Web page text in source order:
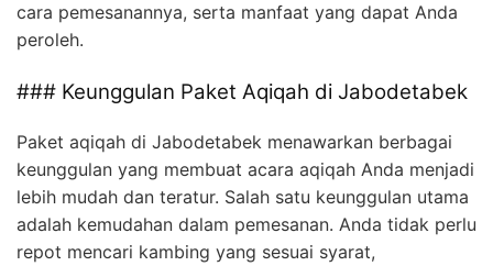
cara pemesanannya, serta manfaat yang dapat Anda
peroleh.
### Keunggulan Paket Aqiqah di Jabodetabek
Paket aqiqah di Jabodetabek menawarkan berbagai
keunggulan yang membuat acara aqiqah Anda menjadi
lebih mudah dan teratur. Salah satu keunggulan utama
adalah kemudahan dalam pemesanan. Anda tidak perlu
repot mencari kambing yang sesuai syarat,